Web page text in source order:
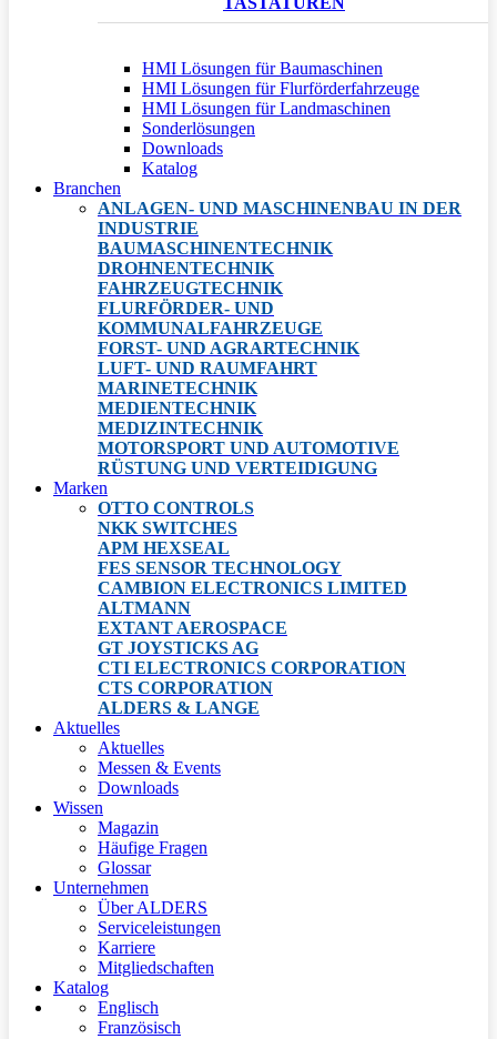
HMI Lösungen für Baumaschinen
HMI Lösungen für Flurförderfahrzeuge
HMI Lösungen für Landmaschinen
Sonderlösungen
Downloads
Katalog
Branchen
ANLAGEN- UND MASCHINENBAU IN DER
INDUSTRIE
BAUMASCHINENTECHNIK
DROHNENTECHNIK
FAHRZEUGTECHNIK
FLURFÖRDER- UND
KOMMUNALFAHRZEUGE
FORST- UND AGRARTECHNIK
LUFT- UND RAUMFAHRT
MARINETECHNIK
MEDIENTECHNIK
MEDIZINTECHNIK
MOTORSPORT UND AUTOMOTIVE
RÜSTUNG UND VERTEIDIGUNG
Marken
OTTO CONTROLS
NKK SWITCHES
APM HEXSEAL
FES SENSOR TECHNOLOGY
CAMBION ELECTRONICS LIMITED
ALTMANN
EXTANT AEROSPACE
GT JOYSTICKS AG
CTI ELECTRONICS CORPORATION
CTS CORPORATION
ALDERS & LANGE
Aktuelles
Aktuelles
Messen & Events
Downloads
Wissen
Magazin
Häufige Fragen
Glossar
Unternehmen
Über ALDERS
Serviceleistungen
Karriere
Mitgliedschaften
Katalog
Englisch
Französisch